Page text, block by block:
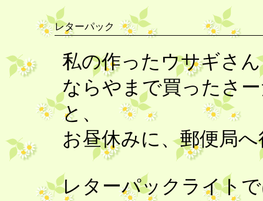
レターパック
私の作ったウサギさ
ならやまで買ったさ
と、
お昼休みに、郵便局
レターパックライト